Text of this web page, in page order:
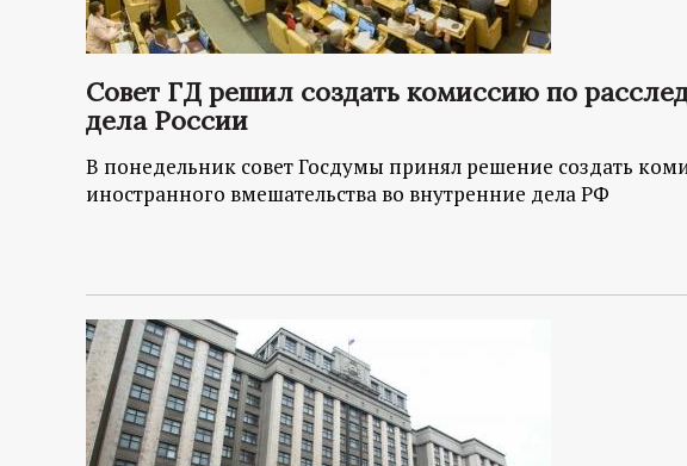
Совет ГД решил создать комиссию по
дела России
В понедельник совет Госдумы принял решение создать
иностранного вмешательства во внутренние дела РФ